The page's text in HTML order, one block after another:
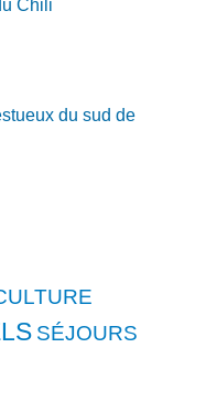
Chili
du sud de
SÉJOURS